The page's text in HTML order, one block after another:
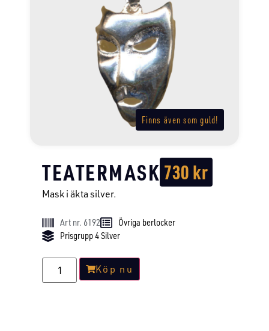
Finns även som guld!
TEATERMASK 730kr
Mask i äkta silver.
Art nr. 6192
Övriga berlocker
Prisgrupp 4 Silver
Köp nu